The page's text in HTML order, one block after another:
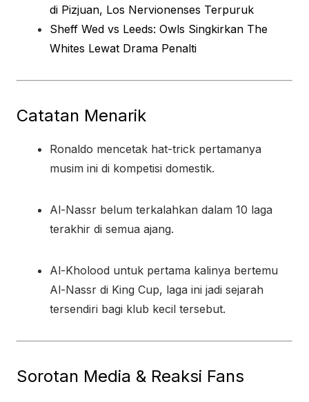
di Pizjuan, Los Nervionenses Terpuruk
Sheff Wed vs Leeds: Owls Singkirkan The
Whites Lewat Drama Penalti
Catatan Menarik
Ronaldo mencetak hat-trick pertamanya
musim ini di kompetisi domestik.
Al-Nassr belum terkalahkan dalam 10 laga
terakhir di semua ajang.
Al-Kholood untuk pertama kalinya bertemu
Al-Nassr di King Cup, laga ini jadi sejarah
tersendiri bagi klub kecil tersebut.
Sorotan Media & Reaksi Fans